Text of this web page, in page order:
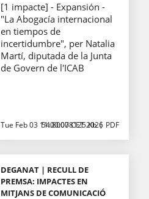
[1 impacte] - Expansión -
"La Abogacía internacional
en tiempos de
incertidumbre", per Natalia
Martí, diputada de la Junta
de Govern de l'ICAB
Tue Feb 03 11:00:00 CET 2026
54.80078125 Kb PDF
DEGANAT | RECULL DE
PREMSA: IMPACTES EN
MITJANS DE COMUNICACIÓ